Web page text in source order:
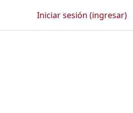
Iniciar sesión (ingresar)